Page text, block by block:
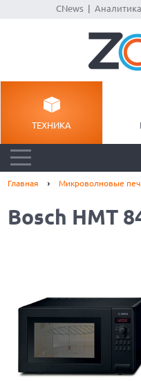
CNews| Аналитика
ТЕХНИКА
Главная Микроволновые
Bosch HMT